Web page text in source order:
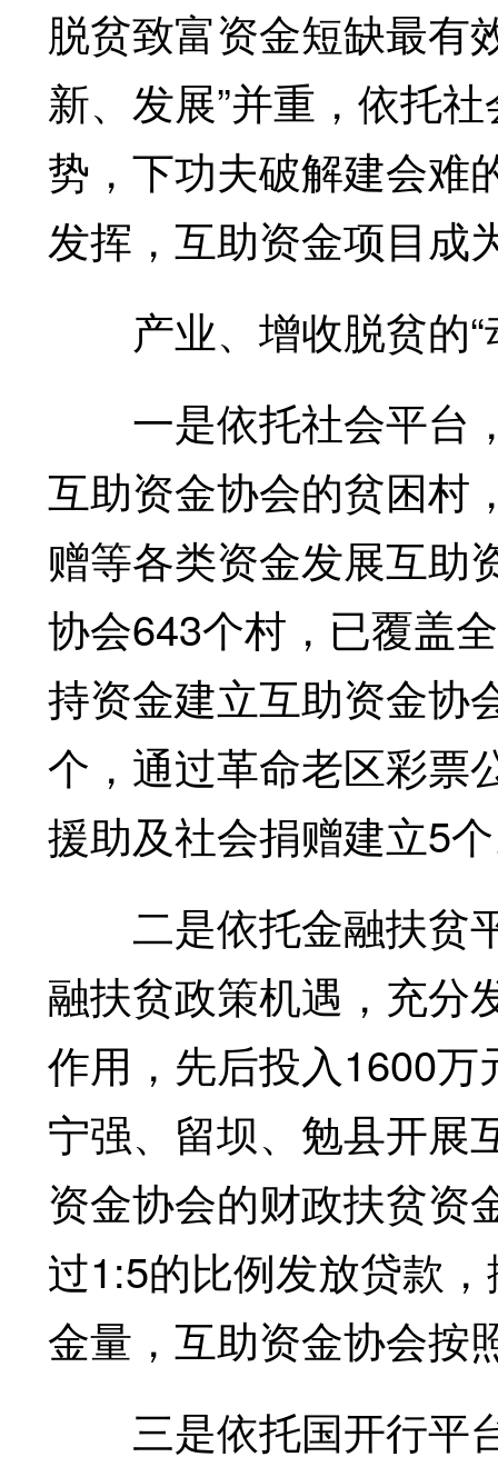
脱贫致富资金短缺最有
新、发展”并重，依托
势，下功夫破解建会难
发挥，互助资金项目成
产业、增收脱贫的“
一是依托社会平台
互助资金协会的贫困村
赠等各类资金发展互助
协会643个村，已覆盖
持资金建立互助资金协
个，通过革命老区彩票
援助及社会捐赠建立5
二是依托金融扶贫
融扶贫政策机遇，充分
作用，先后投入1600
宁强、留坝、勉县开展
资金协会的财政扶贫资
过1:5的比例发放贷款
金量，互助资金协会按
三是依托国开行平